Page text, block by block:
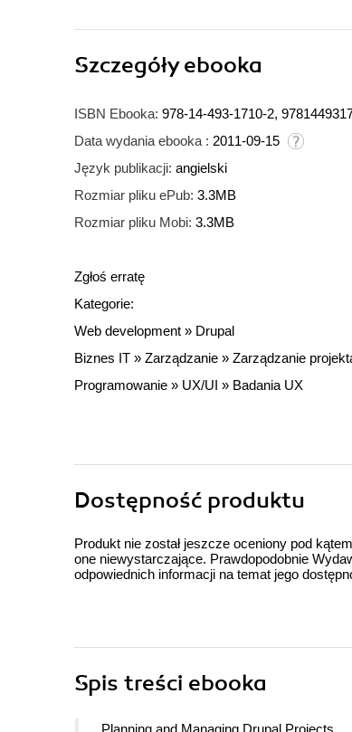
Szczegółyebooka
ISBN Ebooka: 978-14-493-1710-2,
Data wydania ebooka : 2011-09-15
Język publikacji: angielski
Rozmiar pliku ePub: 3.3MB
Rozmiar pliku Mobi: 3.3MB
Zgłoś erratę
Kategorie:
Web development » Drupal
Biznes IT » Zarządzanie » Zarządzanie
Programowanie » UX/UI » Badania UX
Dostępność produktu
Produkt nie został jeszcze oceniony pod
one niewystarczające. Prawdopodobnie
odpowiednich informacji na temat jego
Spis treści ebooka